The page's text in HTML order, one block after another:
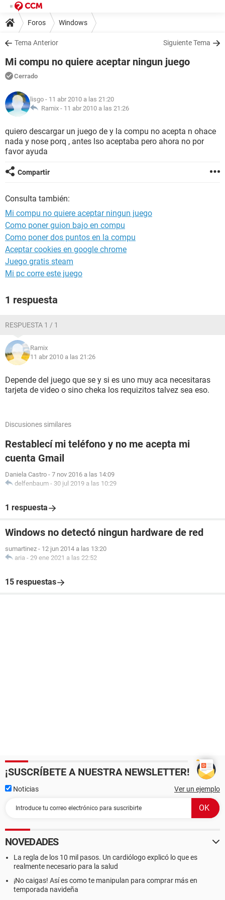
Foros Windows
Tema Anterior Siguiente Tema
Mi compu no quiere aceptar ningun juego
Cerrado
lisgo - 11 abr 2010 a las 21:20
Ramix - 11 abr 2010 a las 21:26
quiero descargar un juego de y la compu no acepta n ohace
nada y nose porq , antes lso aceptaba pero ahora no por
favor ayuda
Compartir
Consulta también:
Mi compu no quiere aceptar ningun juego
Como poner guion bajo en compu
Como poner dos puntos en la compu
Aceptar cookies en google chrome
Juego gratis steam
Mi pc corre este juego
1 respuesta
RESPUESTA 1 / 1
Ramix
11 abr 2010 a las 21:26
Depende del juego que se y si es uno muy aca necesitaras
tarjeta de video o sino cheka los requizitos talvez sea eso.
Discusiones similares
Restablecí mi teléfono y no me acepta mi
cuenta Gmail
Daniela Castro - 7 nov 2016 a las 14:09
delfenbaum - 30 jul 2019 a las 10:29
1 respuesta
Windows no detectó ningun hardware de red
sumartinez - 12 jun 2014 a las 13:20
aria - 29 ene 2021 a las 22:52
15 respuestas
¡SUSCRÍBETE A NUESTRA NEWSLETTER!
Noticias Ver un ejemplo
NOVEDADES
La regla de los 10 mil pasos. Un cardiólogo explicó lo que es
realmente necesario para la salud
¡No caigas! Así es como te manipulan para comprar más en
temporada navideña